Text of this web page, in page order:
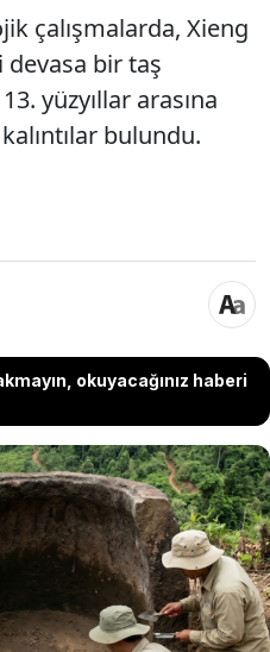
çalışmalarda, Xieng
bir taş
yüzyıllar arasına
bulundu.
okuyacağınız haberi
arkeolojik çalışmalarda,
Platosu'ndaki devasa bir taş
9. ve 13. yüzyıllar arasına
ait kalıntılar bulundu.